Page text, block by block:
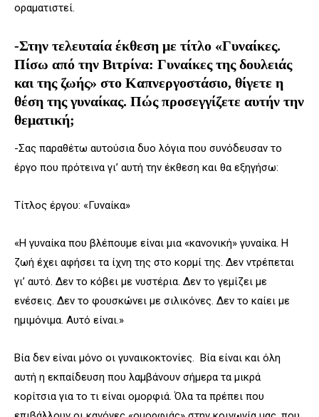
οραματιστεί.
-Στην τελευταία έκθεση με τίτλο «Γυναίκες.
Πίσω από την Βιτρίνα: Γυναίκες της δουλειάς
και της ζωής» στο Καπνεργοστάσιο, θίγετε η
θέση της γυναίκας. Πώς προσεγγίζετε αυτήν την
θεματική;
-Σας παραθέτω αυτούσια δυο λόγια που συνόδευσαν το
έργο που πρότεινα γι’ αυτή την έκθεση και θα εξηγήσω:
Τίτλος έργου: «Γυναίκα»
«Η γυναίκα που βλέπουμε είναι μια «κανονική» γυναίκα. Η
ζωή έχει αφήσει τα ίχνη της στο κορμί της. Δεν ντρέπεται
γι’ αυτό. Δεν το κόβει με νυστέρια. Δεν το γεμίζει με
ενέσεις. Δεν το φουσκώνει με σιλικόνες. Δεν το καίει με
ημιμόνιμα. Αυτό είναι.»
Βία δεν είναι μόνο οι γυναικοκτονίες. Βία είναι και όλη
αυτή η εκπαίδευση που λαμβάνουν σήμερα τα μικρά
κορίτσια για το τι είναι ομορφιά. Όλα τα πρέπει που